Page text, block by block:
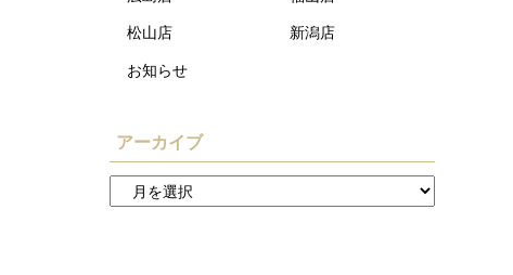
松山店 新潟店
お知らせ
アーカイブ